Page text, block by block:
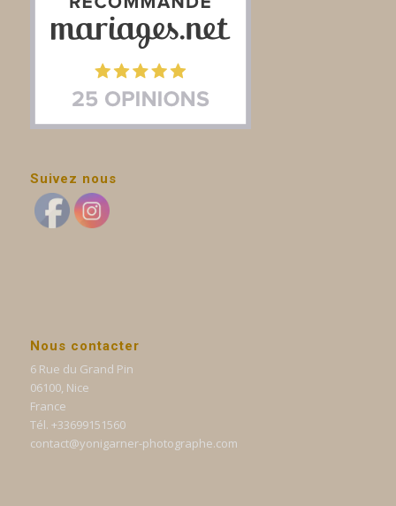
Suivez nous
Nous contacter
6 Rue du Grand Pin
06100, Nice
France
Tél. +33699151560
contact@yonigarner-photographe.com